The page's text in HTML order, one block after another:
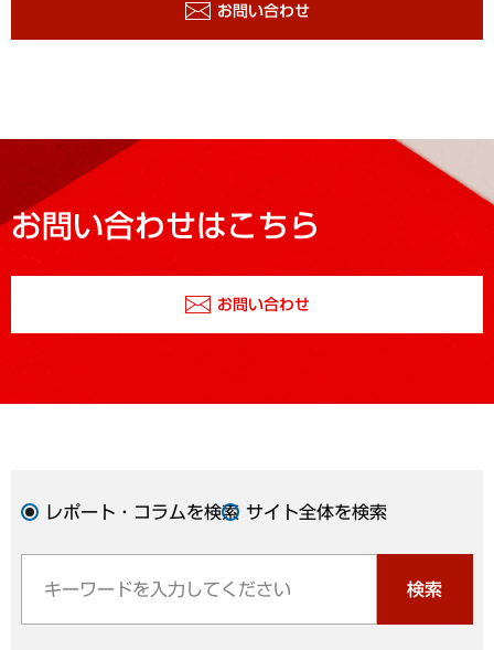
お問い合わせ
お問い合わせはこちら
お問い合わせ
レポート・コラムを検索 サイト全体を検索
検索